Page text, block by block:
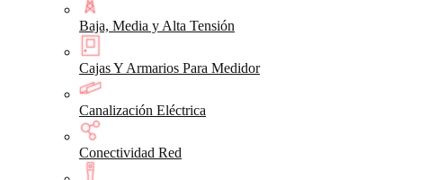
Baja, Media y Alta Tensión
Cajas Y Armarios Para Medidor
Canalización Eléctrica
Conectividad Red